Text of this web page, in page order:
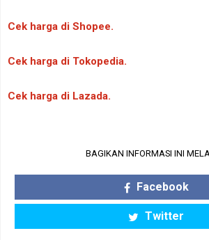
Cek harga di Shopee.
Cek harga di Tokopedia.
Cek harga di Lazada.
BAGIKAN INFORMASI INI
Facebook
Twitter